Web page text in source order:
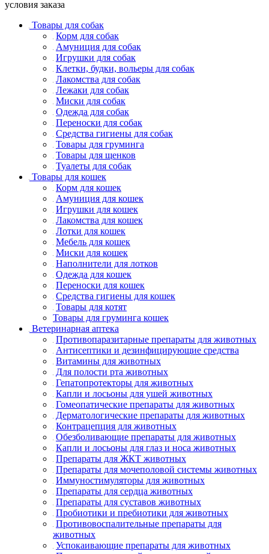
условия заказа
Товары для собак
Корм для собак
Амуниция для собак
Игрушки для собак
Клетки, будки, вольеры для собак
Лакомства для собак
Лежаки для собак
Миски для собак
Одежда для собак
Переноски для собак
Средства гигиены для собак
Товары для груминга
Товары для щенков
Туалеты для собак
Товары для кошек
Корм для кошек
Амуниция для кошек
Игрушки для кошек
Лакомства для кошек
Лотки для кошек
Мебель для кошек
Миски для кошек
Наполнители для лотков
Одежда для кошек
Переноски для кошек
Средства гигиены для кошек
Товары для котят
Товары для груминга кошек
Ветеринарная аптека
Противопаразитарные препараты для животных
Антисептики и дезинфицирующие средства
Витамины для животных
Для полости рта животных
Гепатопротекторы для животных
Капли и лосьоны для ушей животных
Гомеопатические препараты для животных
Дерматологические препараты для животных
Контрацепция для животных
Обезболивающие препараты для животных
Капли и лосьоны для глаз и носа животных
Препараты для ЖКТ животных
Препараты для мочеполовой системы животных
Иммуностимуляторы для животных
Препараты для сердца животных
Препараты для суставов животных
Пробиотики и пребиотики для животных
Противовоспалительные препараты для
животных
Успокаивающие препараты для животных